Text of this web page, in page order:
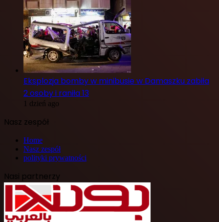
Eksplozja bomby w minibusie w Damaszku zabiła
2 osoby i raniła 13
1 dzień ago
Nasz zespół
Home
Nasz zespół
polityki prywatności
Nasi partnerzy